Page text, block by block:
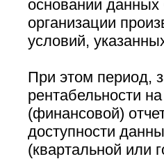
основании данных
организации
условий,
При этом период,
рентабельности
(финансовой)
доступности
(квартальной или